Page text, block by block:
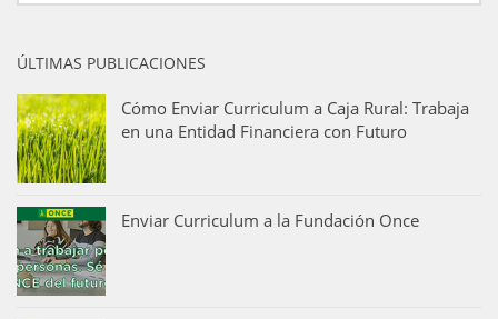
ÚLTIMAS PUBLICACIONES
Cómo Enviar Curriculum a Caja Rural: Trabaja
en una Entidad Financiera con Futuro
Enviar Curriculum a la Fundación Once